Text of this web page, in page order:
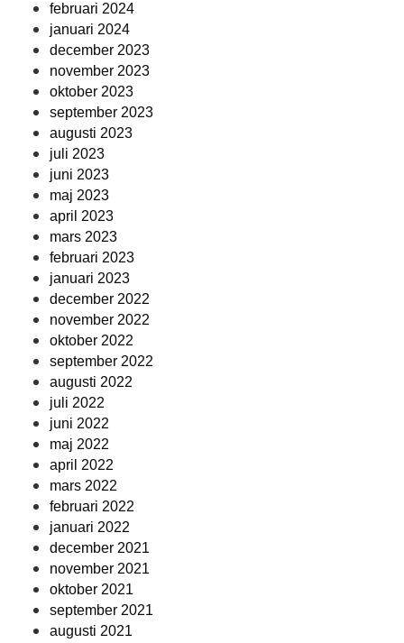
februari 2024
januari 2024
december 2023
november 2023
oktober 2023
september 2023
augusti 2023
juli 2023
juni 2023
maj 2023
april 2023
mars 2023
februari 2023
januari 2023
december 2022
november 2022
oktober 2022
september 2022
augusti 2022
juli 2022
juni 2022
maj 2022
april 2022
mars 2022
februari 2022
januari 2022
december 2021
november 2021
oktober 2021
september 2021
augusti 2021